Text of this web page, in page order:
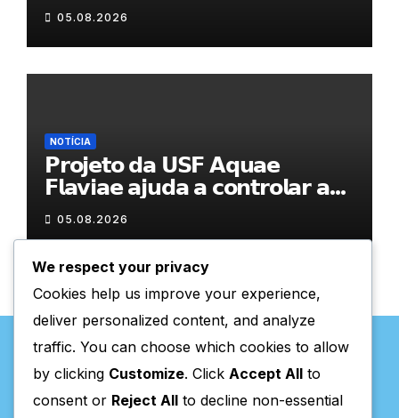
05.08.2026
NOTÍCIA
𝗣𝗿𝗼𝗷𝗲𝘁𝗼 𝗱𝗮 𝗨𝗦𝗙 𝗔𝗾𝘂𝗮𝗲
𝗙𝗹𝗮𝘃𝗶𝗮𝗲 𝗮𝗷𝘂𝗱𝗮 𝗮 𝗰𝗼𝗻𝘁𝗿𝗼𝗹𝗮𝗿 𝗮
𝗮𝗻𝘀𝗶𝗲𝗱𝗮𝗱𝗲
05.08.2026
We respect your privacy
Cookies help us improve your experience,
deliver personalized content, and analyze
traffic. You can choose which cookies to allow
by clicking Customize. Click Accept All to
consent or Reject All to decline non-essential